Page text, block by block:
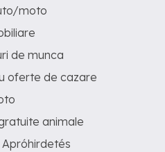
moto
de munca
oferte de cazare
animale